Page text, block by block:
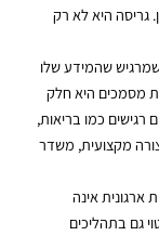
גריסה היא לא רק
שהמידע שלו
מסמכים היא חלק
רגישים כמו בריאות,
מקצועית, משדר
ארגונית אינה
גם בתהליכים